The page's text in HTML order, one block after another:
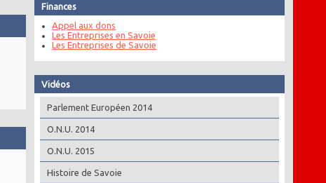
Finances
Appel aux dons
Les Entreprises en Savoie
Les Entreprises de Savoie
Vidéos
Parlement Européen 2014
O.N.U. 2014
O.N.U. 2015
Histoire de Savoie